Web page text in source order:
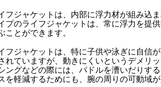
フジャケットは、内部に浮力材が組み込
プのライフジャケットは、常に浮力を提
ことができます。
フジャケットは、特に子供や泳ぎに自信
れていますが、動きにくいというデメリッ
ングなどの際には、パドルを漕いだりす
を軽減するためにも、腕の周りの可動域